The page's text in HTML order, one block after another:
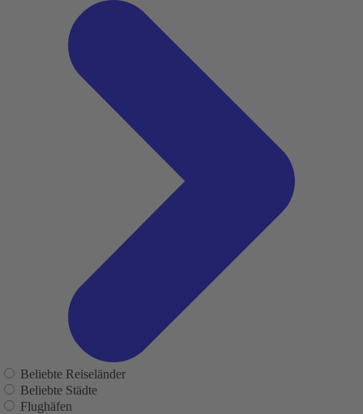
Beliebte Reiseländer
Beliebte Städte
Flughäfen